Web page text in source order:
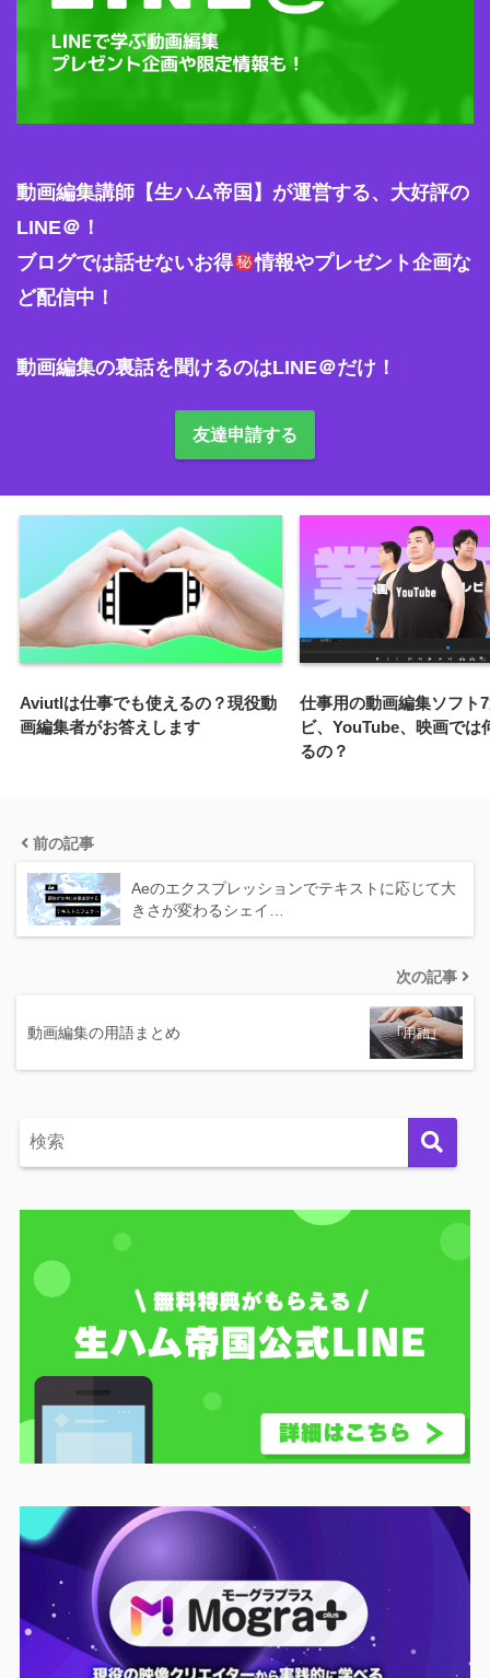
動画編集講師【生ハム帝国】が運営する、大好評の
LINE＠！
ブログでは話せないお得
情報やプレゼント企画な
ど配信中！
友達申請する
Aviutlは仕事でも使えるの？現役動
画編集者がお答えします
仕事用の動画編集ソフト
ビ、YouTube、映画では
るの？
前の記事
Aeのエクスプレッションでテキストに応じて大
きさが変わるシェイ…
次の記事
動画編集の用語まとめ